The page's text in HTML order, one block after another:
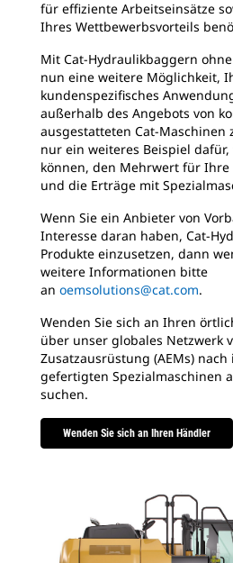
für effiziente Arbeitseinsätze
Ihres Wettbewerbsvorteils
Mit Cat-Hydraulikbaggern
nun eine weitere Möglichkeit,
kundenspezifisches
außerhalb des Angebots von
ausgestatteten Cat-Maschinen
nur ein weiteres Beispiel
können, den Mehrwert für
und die Erträge mit
Wenn Sie ein Anbieter von
Interesse daran haben, Cat-
Produkte einzusetzen, dann
weitere Informationen bitte
an oemsolutions@cat.com.
Wenden Sie sich an Ihren
über unser globales Netzwerk
Zusatzausrüstung (AEMs)
gefertigten Spezialmaschinen
suchen.
Wenden Sie sich an Ihren Händler